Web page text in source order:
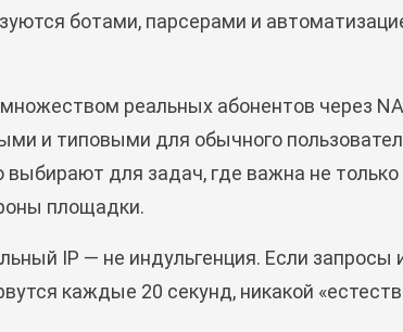
ботами, парсерами и
реальных абонентов через
и типовыми для обычного
выбирают для задач, где важна не только
площадки.
IP — не индульгенция. Если запросы
каждые 20 секунд, никакой